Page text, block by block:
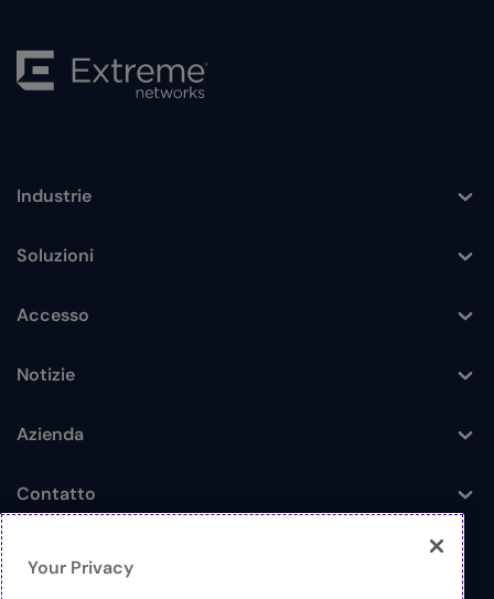
Toggle
Industrie
Toggle
Soluzioni
Toggle
Accesso
Toggle
Notizie
Toggle
Azienda
Toggle
Contatto
Your Privacy